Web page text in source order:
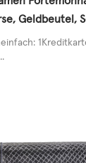
Geldbeutel,